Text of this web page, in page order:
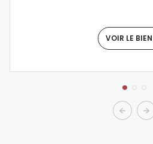
VOIR LE BIEN